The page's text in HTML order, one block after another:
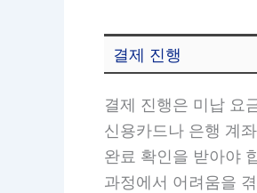
결제 진행
결제 진행은 미납 요
신용카드나 은행 계
완료 확인을 받아야
과정에서 어려움을